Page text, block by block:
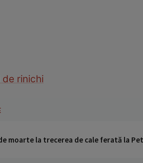
de rinichi
moarte la trecerea de cale ferată la